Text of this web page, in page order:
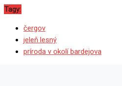
Tagy:
čergov
jeleň lesný
príroda v okolí bardejova